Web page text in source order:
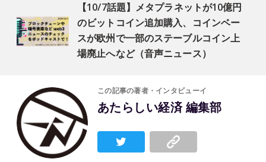
【10/7話題】メタプラネットが10億円
のビットコイン追加購入、コインベー
スが欧州で一部のステーブルコイン上
場廃止へなど（音声ニュース）
この記事の著者・インタビューイ
あたらしい経済 編集部